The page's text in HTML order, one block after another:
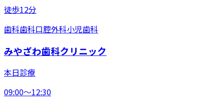
徒歩12分
歯科歯科口腔外科小児歯科
みやざわ歯科クリニック
本日診療
09:00〜12:30